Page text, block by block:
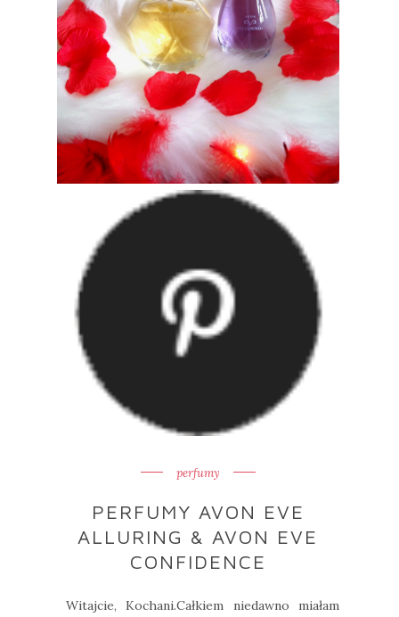
perfumy
PERFUMY AVON EVE
ALLURING & AVON EVE
CONFIDENCE
Witajcie, Kochani.Całkiem niedawno miałam